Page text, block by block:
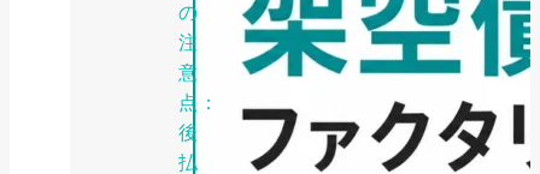
の
注
意
点：
後
払